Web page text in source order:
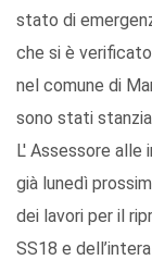
stato di
che si è
nel comune di
sono stati
L' Assessore
già lunedì
dei lavori per il
SS18 e